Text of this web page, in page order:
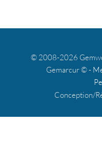
© 2008-2026
Gemarcur © -
Conception/